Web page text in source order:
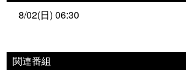
8/02(日) 06:30
関連番組